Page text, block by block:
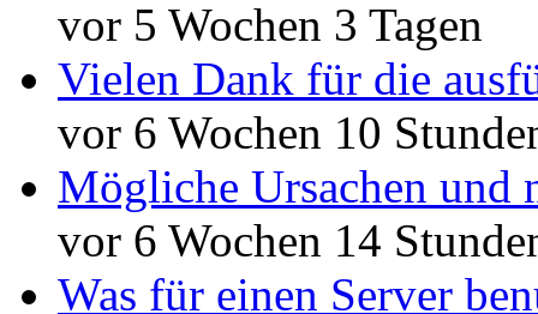
vor 5 Wochen 3 Tagen
Vielen Dank für die
vor 6 Wochen 10
Mögliche Ursachen und
vor 6 Wochen 14
Was für einen Server